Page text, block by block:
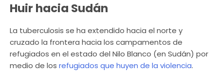
Huir hacia Sudán
La tuberculosis se ha extendido hacia el norte y
cruzado la frontera hacia los campamentos de
refugiados en el estado del Nilo Blanco (en Sudán) por
medio de los refugiados que huyen de la violencia.